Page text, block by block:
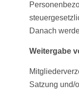
Danach
Weitergabe
Satzung und/